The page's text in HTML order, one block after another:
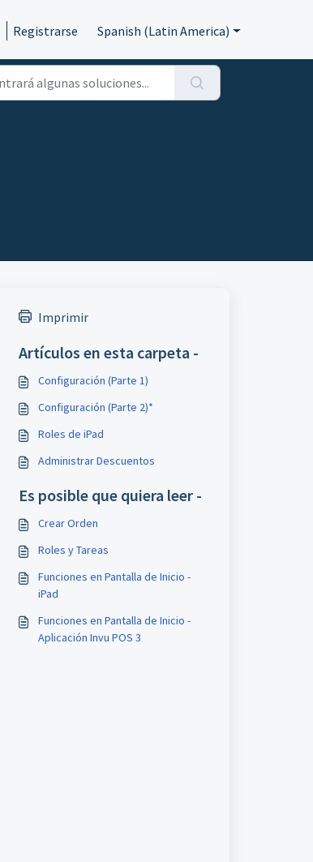
Registrarse Spanish (Latin America)
Imprimir
Artículos en esta carpeta -
Configuración (Parte 1)
Configuración (Parte 2)*
Roles de iPad
Administrar Descuentos
Es posible que quiera leer -
Crear Orden
Roles y Tareas
Funciones en Pantalla de Inicio -
iPad
Funciones en Pantalla de Inicio -
Aplicación Invu POS 3